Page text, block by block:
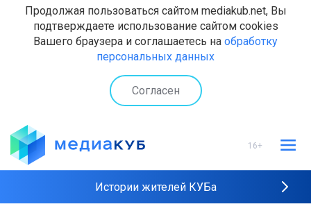
Продолжая пользоваться сайтом mediakub.net, Вы
подтверждаете использование сайтом cookies
Вашего браузера и соглашаетесь на обработку
персональных данных
Согласен
16+
Истории жителей КУБа